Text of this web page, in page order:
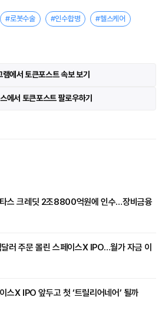
#로봇수술 #인수합병 #헬스케어
램에서 토큰포스트 속보 보기
에서 토큰포스트 팔로우하기
스 크레딧 2조8800억원에 인수…장비금융
러 주문 몰린 스페이스X IPO…월가 자금 이
스X IPO 앞두고 첫 ‘트릴리어네어’ 될까